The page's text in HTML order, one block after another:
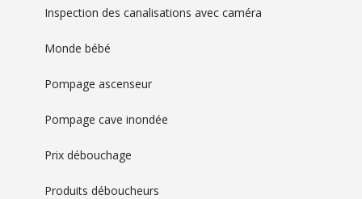
Inspection des canalisations avec caméra
Monde bébé
Pompage ascenseur
Pompage cave inondée
Prix débouchage
Produits déboucheurs